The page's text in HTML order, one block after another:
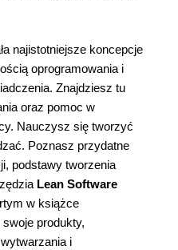
najistotniejsze koncepcje
oprogramowania i
Znajdziesz tu
oraz pomoc w
Nauczysz się tworzyć
Poznasz przydatne
podstawy tworzenia
Lean Software
w książce
produkty,
i